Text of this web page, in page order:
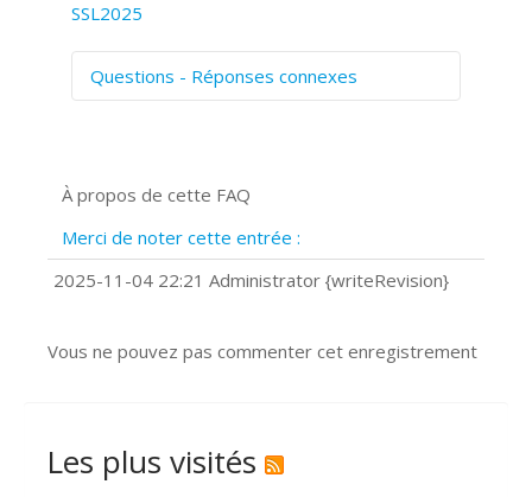
SSL2025
Questions - Réponses connexes
Prise de vue 360°
?
Comment installer Google Chrome ?
À propos de cette FAQ
Merci de noter cette entrée :
2025-11-04 22:21 Administrator {writeRevision}
Vous ne pouvez pas commenter cet enregistrement
Les plus visités